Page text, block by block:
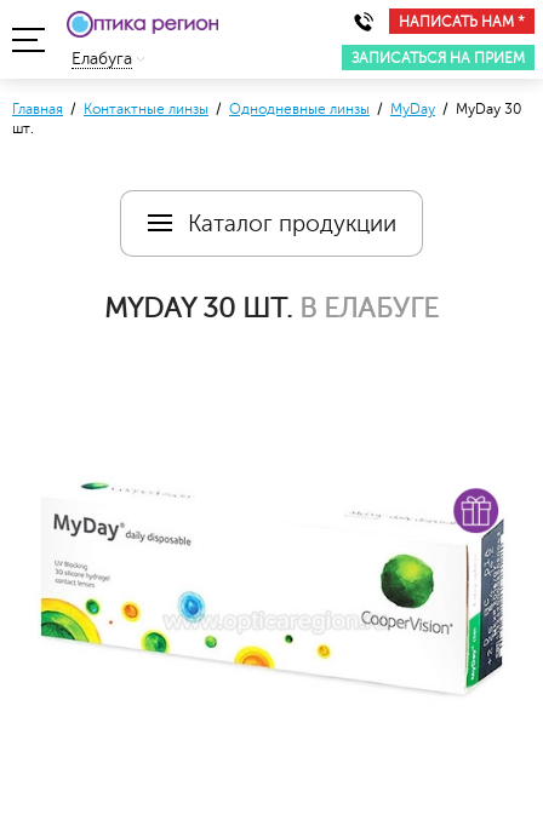
НАПИСАТЬ НАМ *
ЗАПИСАТЬСЯ НА ПРИЕМ
Елабуга
Главная / Контактные линзы / Однодневные линзы / MyDay / MyDay 30
шт.
Каталог продукции
MYDAY 30 ШТ. В ЕЛАБУГЕ